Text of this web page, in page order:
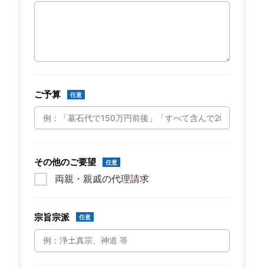
ご予算 任意
その他のご要望 任意
両親・親戚の代理請求
宗旨宗派 任意